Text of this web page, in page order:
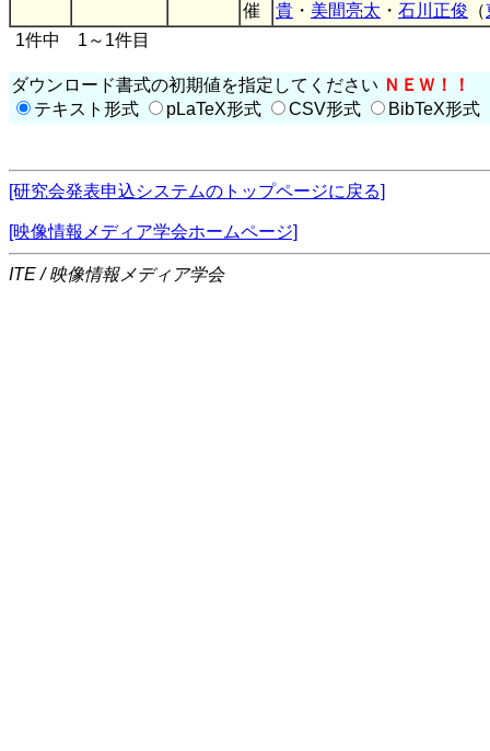
催
貴 ・ 美間亮太 ・ 石川正俊 （
1件中 1～1件目
ダウンロード書式の初期値を指定してください ＮＥＷ！！
テキスト形式
pLaTeX形式 CSV形式 BibTeX形式
[研究会発表申込システムのトップページに戻る]
[映像情報メディア学会ホームページ]
ITE / 映像情報メディア学会